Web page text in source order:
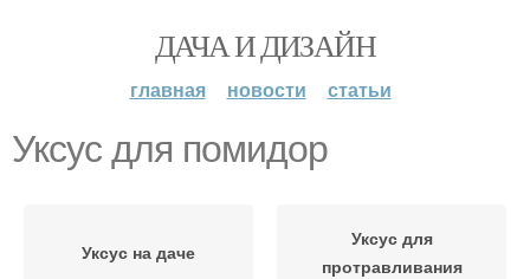
ДАЧА И ДИЗАЙН
главная новости статьи
Уксус для помидор
Уксус на даче
Уксус для
протравливания